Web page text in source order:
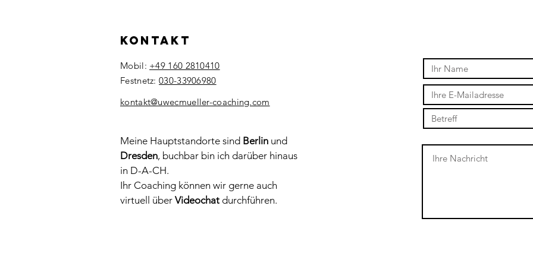
Kontakt
Mobil: +49 160 2810410
Festnetz: 030-33906980
​kontakt@uwecmueller-coaching.com
Meine Hauptstandorte sind Berlin und
Dresden, buchbar bin ich darüber hinaus
in D-A-CH.
Ihr Coaching können wir gerne auch
virtuell über Videochat durchführen.